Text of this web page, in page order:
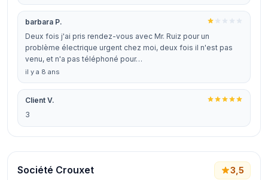
barbara P.
Deux fois j'ai pris rendez-vous avec Mr. Ruiz pour un
problème électrique urgent chez moi, deux fois il n'est pas
venu, et n'a pas téléphoné pour…
il y a 8 ans
Client V.
3
Société Crouxet 3,5